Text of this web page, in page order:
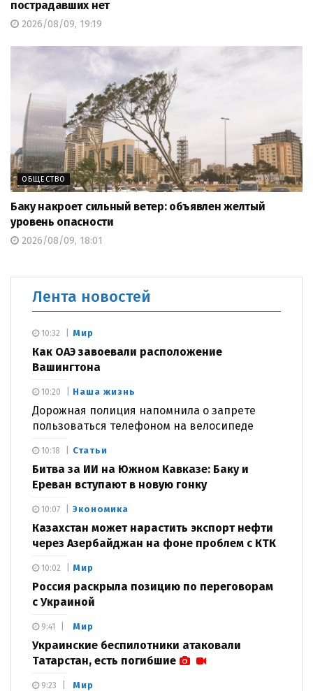
пострадавших нет
2026/08/09, 19:19
ОБЩЕСТВО
Баку накроет сильный ветер: объявлен желтый
уровень опасности
2026/08/09, 18:01
Лента новостей
Мир
Как ОАЭ завоевали расположение
Вашингтона
10:32
Наша жизнь
Дорожная полиция напомнила о запрете
пользоваться телефоном на велосипеде
10:20
Статьи
Битва за ИИ на Южном Кавказе: Баку и
Ереван вступают в новую гонку
10:18
Экономика
Казахстан может нарастить экспорт нефти
через Азербайджан на фоне проблем с КТК
10:07
Мир
Россия раскрыла позицию по переговорам
с Украиной
10:02
Мир
Украинские беспилотники атаковали
Татарстан, есть погибшие
9:41
Мир
9:23